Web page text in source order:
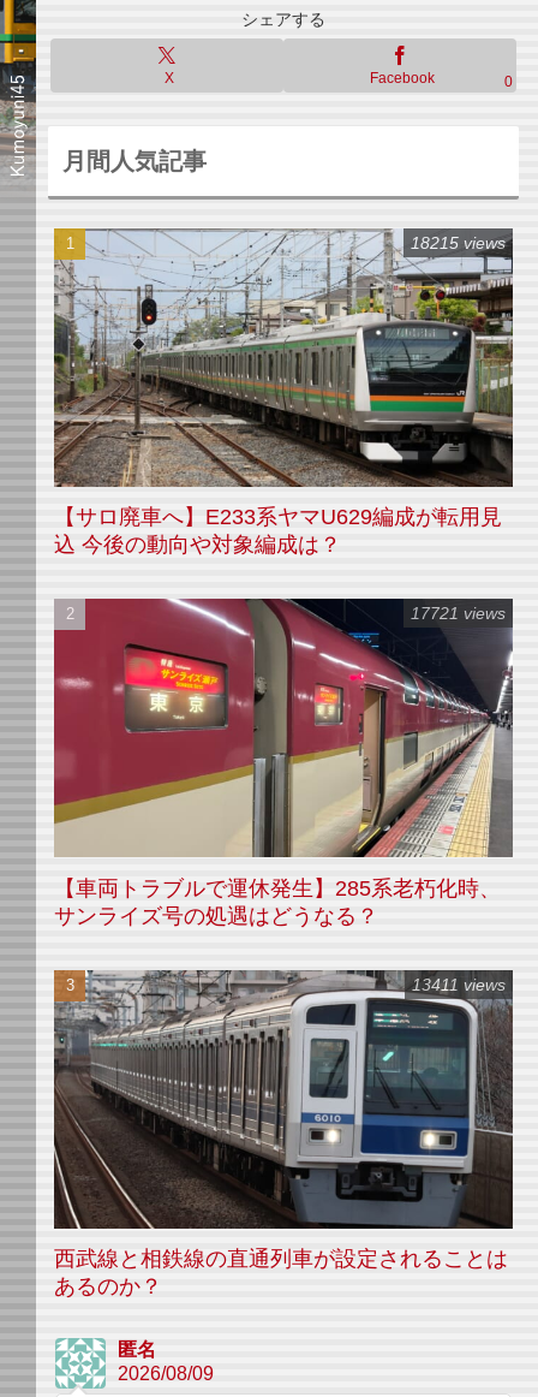
シェアする
X Facebook 0
月間人気記事
【サロ廃車へ】E233系ヤマU629編成が転用見
込 今後の動向や対象編成は？
18215 views
【車両トラブルで運休発生】285系老朽化時、
サンライズ号の処遇はどうなる？
17721 views
西武線と相鉄線の直通列車が設定されることは
あるのか？
13411 views
匿名
2026/08/09